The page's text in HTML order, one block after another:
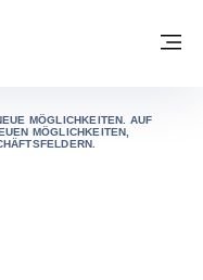
- WEBSEITE DER
MÖGLICHKEITEN. AUF
MÖGLICHKEITEN,